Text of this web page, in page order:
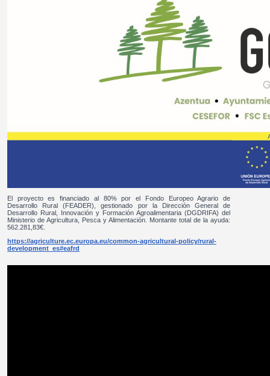
El proyecto es financiado al 80% por el Fondo Europeo Agrario de
Desarrollo Rural (FEADER), gestionado por la Dirección General de
Desarrollo Rural, Innovación y Formación Agroalimentaria (DGDRIFA) del
Ministerio de Agricultura, Pesca y Alimentación. Montante total de la ayuda:
562.281,83€.
https://agriculture.ec.europa.eu/common-agricultural-policy/rural-
development_es#eafrd